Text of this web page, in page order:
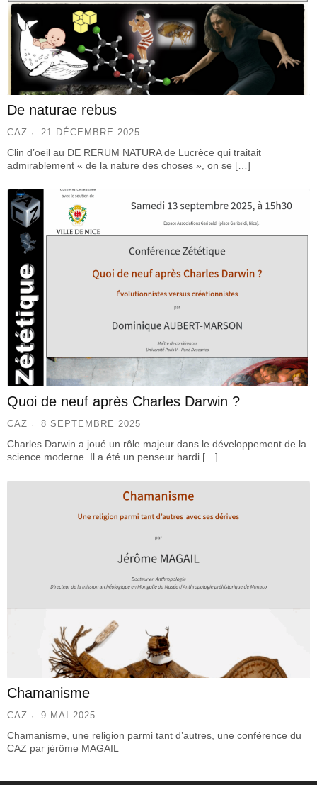
De naturae rebus
CAZ 21 DÉCEMBRE 2025
Clin d’oeil au DE RERUM NATURA de Lucrèce qui traitait
admirablement « de la nature des choses », on se […]
Quoi de neuf après Charles Darwin ?
CAZ 8 SEPTEMBRE 2025
Charles Darwin a joué un rôle majeur dans le développement de la
science moderne. Il a été un penseur hardi […]
Chamanisme
CAZ 9 MAI 2025
Chamanisme, une religion parmi tant d’autres, une conférence du
CAZ par jérôme MAGAIL